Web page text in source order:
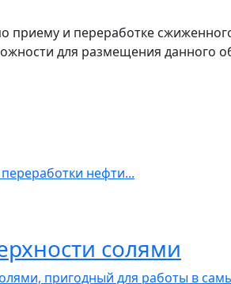
приему и переработке
для размещения данного
нефти...
солями
пригодный для работы в